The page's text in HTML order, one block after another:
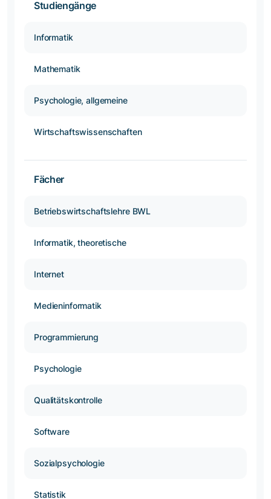
Studiengänge
Informatik
Mathematik
Psychologie, allgemeine
Wirtschaftswissenschaften
Fächer
Betriebswirtschaftslehre BWL
Informatik, theoretische
Internet
Medieninformatik
Programmierung
Psychologie
Qualitätskontrolle
Software
Sozialpsychologie
Statistik